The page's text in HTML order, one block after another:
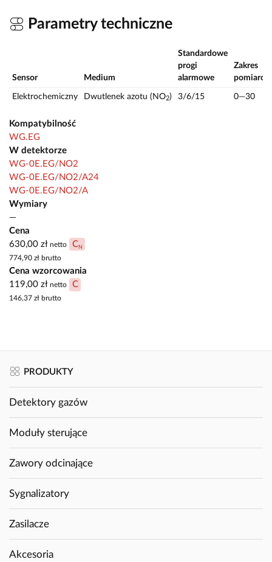
Parametry techniczne
Sensor Medium
Standardowe
progi
alarmowe
Zakres
Elektrochemiczny Dwutlenek azotu (NO2) 3/6/15 0—30
Kompatybilność
WG.EG
W detektorze
WG-0E.EG/NO2
WG-0E.EG/NO2/A24
WG-0E.EG/NO2/A
Wymiary
—
Cena
630,00 zł netto CN
774,90 zł brutto
Cena wzorcowania
119,00 zł netto C
146,37 zł brutto
PRODUKTY
Detektory gazów
Moduły sterujące
Zawory odcinające
Sygnalizatory
Zasilacze
Akcesoria